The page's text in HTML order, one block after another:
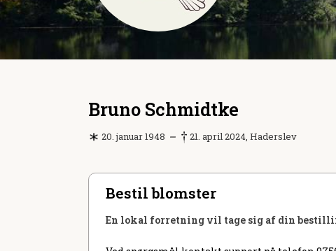
Bruno Schmidtke
20. januar 1948 21. april 2024, Haderslev
Bestil blomster
En lokal forretning vil tage sig af din